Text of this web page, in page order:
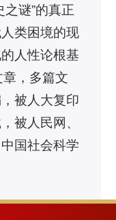
之谜”的真正
类困境的现
人性论根基
，多篇文
被人大复印
被人民网、
国社会科学